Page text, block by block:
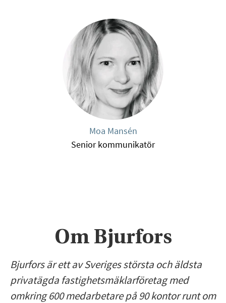
Moa Mansén
Senior kommunikatör
Om Bjurfors
Bjurfors är ett av Sveriges största och äldsta
privatägda fastighetsmäklarföretag med
omkring 600 medarbetare på 90 kontor runt om